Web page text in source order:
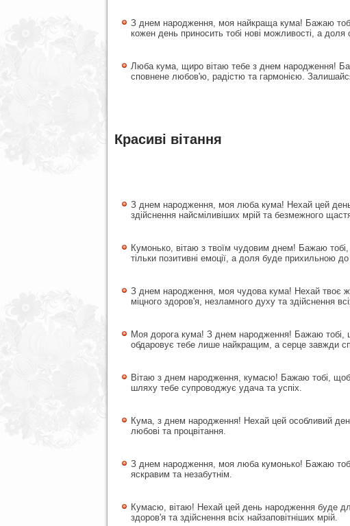
З днем народження, моя найкраща кума! Бажаю
кожен день приносить тобі нові можливості, а
Люба кума, щиро вітаю тебе з днем народження!
сповнене любов'ю, радістю та гармонією.
Красиві вітання
З днем народження, моя люба кума! Нехай цей
здійснення найсміливіших мрій та безмежного
Кумонько, вітаю з твоїм чудовим днем! Бажаю
тільки позитивні емоції, а доля буде прихильною
З днем народження, моя чудова кума! Нехай твоє
міцного здоров'я, незламного духу та здійснення
Моя дорога кума! З днем народження! Бажаю тобі,
обдаровує тебе лише найкращим, а серце завжди
Вітаю з днем народження, кумасю! Бажаю тобі,
шляху тебе супроводжує удача та успіх.
Кума, з днем народження! Нехай цей особливий
любові та процвітання.
З днем народження, моя люба кумонько! Бажаю
яскравим та незабутнім.
Кумасю, вітаю! Нехай цей день народження буде
здоров'я та здійснення всіх найзаповітніших мрій.